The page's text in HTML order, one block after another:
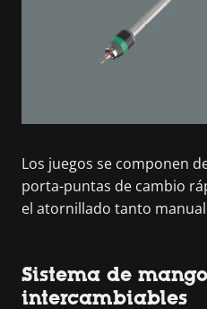
Los juegos se componen
porta-puntas de cambio
el atornillado tanto
Sistema de
intercambiables